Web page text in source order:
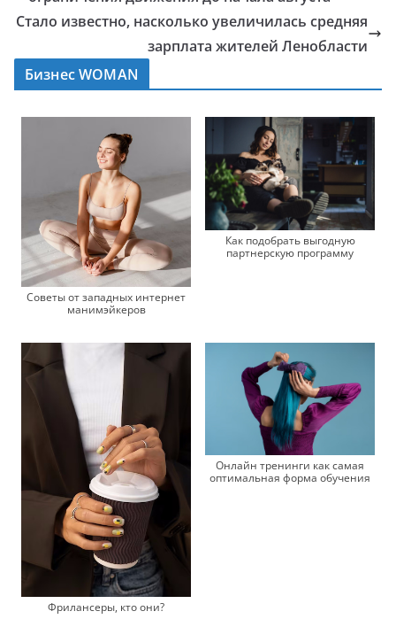
Стало известно, насколько увеличилась средняя
зарплата жителей Ленобласти
Бизнес WOMAN
Советы от западных интернет
манимэйкеров
Как подобрать выгодную
партнерскую программу
Фрилансеры, кто они?
Онлайн тренинги как самая
оптимальная форма обучения